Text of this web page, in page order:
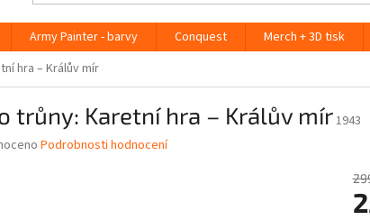
Army Painter - barvy Conquest Merch + 3D tisk
hra – Králův mír
trůny: Karetní hra – Králův mír1943
Podrobnosti hodnocení